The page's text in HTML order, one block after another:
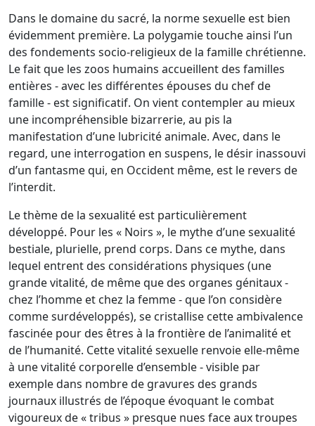
Dans le domaine du sacré, la norme sexuelle est bien
évidemment première. La polygamie touche ainsi l’un
des fondements socio-religieux de la famille chrétienne.
Le fait que les zoos humains accueillent des familles
entières - avec les différentes épouses du chef de
famille - est significatif. On vient contempler au mieux
une incompréhensible bizarrerie, au pis la
manifestation d’une lubricité animale. Avec, dans le
regard, une interrogation en suspens, le désir inassouvi
d’un fantasme qui, en Occident même, est le revers de
l’interdit.
Le thème de la sexualité est particulièrement
développé. Pour les « Noirs », le mythe d’une sexualité
bestiale, plurielle, prend corps. Dans ce mythe, dans
lequel entrent des considérations physiques (une
grande vitalité, de même que des organes génitaux -
chez l’homme et chez la femme - que l’on considère
comme surdéveloppés), se cristallise cette ambivalence
fascinée pour des êtres à la frontière de l’animalité et
de l’humanité. Cette vitalité sexuelle renvoie elle-même
à une vitalité corporelle d’ensemble - visible par
exemple dans nombre de gravures des grands
journaux illustrés de l’époque évoquant le combat
vigoureux de « tribus » presque nues face aux troupes